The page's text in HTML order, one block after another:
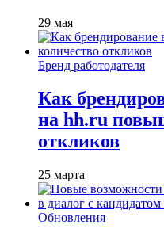
29 мая
Бренд работодателя
Как
на hh.ru
откликов
25 марта
Обновления